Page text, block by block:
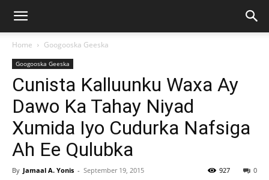
Home Googooska Geeska
Googooska Geeska
Cunista Kalluunku Waxa Ay
Dawo Ka Tahay Niyad
Xumida Iyo Cudurka Nafsiga
Ah Ee Qulubka
By Jamaal A. Yonis - September 19, 2015 0
927